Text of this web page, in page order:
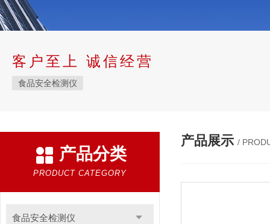
客户至上 诚信经营
食品安全检测仪
产品分类
PRODUCT CATEGORY
食品安全检测仪
产品展示 /